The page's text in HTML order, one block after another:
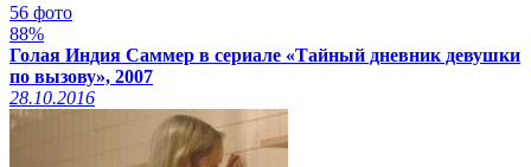
56 фото
88%
Голая Индия Саммер в сериале «Тайный дневник девушки
по вызову», 2007
28.10.2016